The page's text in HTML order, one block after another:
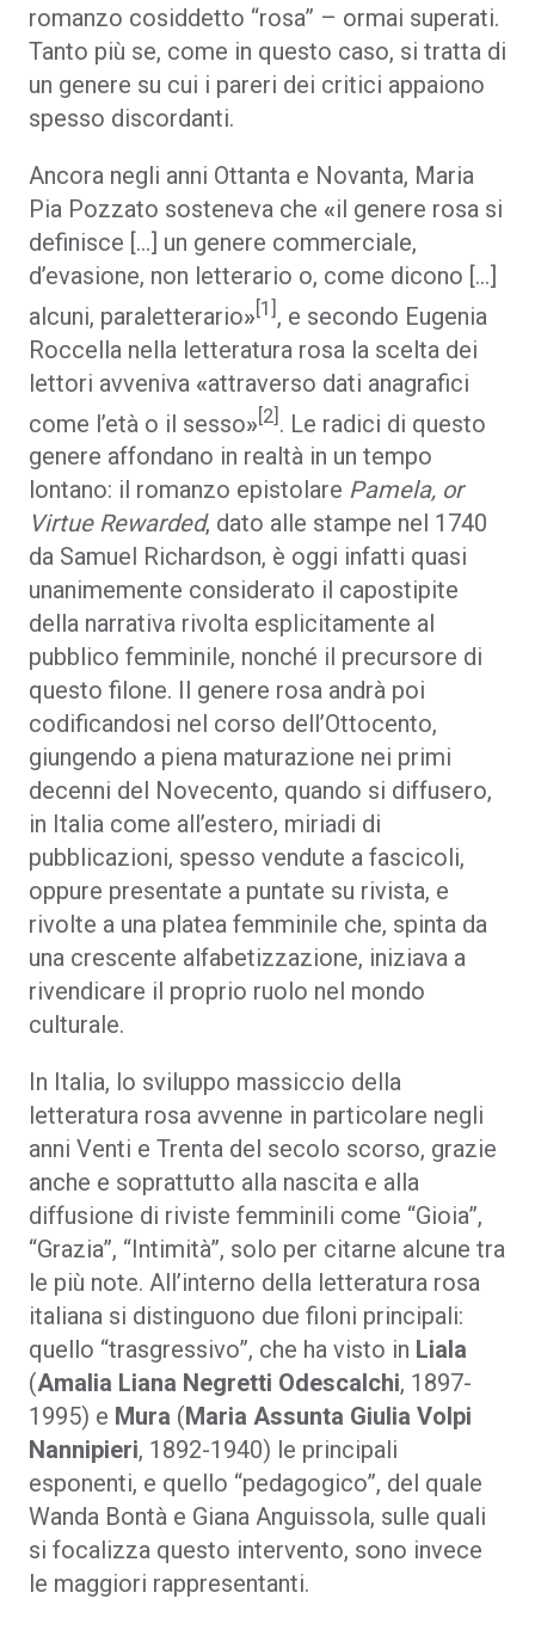
romanzo cosiddetto “rosa” – ormai superati.
Tanto più se, come in questo caso, si tratta di
un genere su cui i pareri dei critici appaiono
spesso discordanti.
Ancora negli anni Ottanta e Novanta, Maria
Pia Pozzato sosteneva che «il genere rosa si
definisce […] un genere commerciale,
d’evasione, non letterario o, come dicono […]
alcuni, paraletterario» [1] , e secondo Eugenia
Roccella nella letteratura rosa la scelta dei
lettori avveniva «attraverso dati anagrafici
come l’età o il sesso» [2] . Le radici di questo
genere affondano in realtà in un tempo
lontano: il romanzo epistolare Pamela, or
Virtue Rewarded, dato alle stampe nel 1740
da Samuel Richardson, è oggi infatti quasi
unanimemente considerato il capostipite
della narrativa rivolta esplicitamente al
pubblico femminile, nonché il precursore di
questo filone. Il genere rosa andrà poi
codificandosi nel corso dell’Ottocento,
giungendo a piena maturazione nei primi
decenni del Novecento, quando si diffusero,
in Italia come all’estero, miriadi di
pubblicazioni, spesso vendute a fascicoli,
oppure presentate a puntate su rivista, e
rivolte a una platea femminile che, spinta da
una crescente alfabetizzazione, iniziava a
rivendicare il proprio ruolo nel mondo
culturale.
In Italia, lo sviluppo massiccio della
letteratura rosa avvenne in particolare negli
anni Venti e Trenta del secolo scorso, grazie
anche e soprattutto alla nascita e alla
diffusione di riviste femminili come “Gioia”,
“Grazia”, “Intimità”, solo per citarne alcune tra
le più note. All’interno della letteratura rosa
italiana si distinguono due filoni principali:
quello “trasgressivo”, che ha visto in Liala
(Amalia Liana Negretti Odescalchi, 1897-
1995) e Mura (Maria Assunta Giulia Volpi
Nannipieri, 1892-1940) le principali
esponenti, e quello “pedagogico”, del quale
Wanda Bontà e Giana Anguissola, sulle quali
si focalizza questo intervento, sono invece
le maggiori rappresentanti.